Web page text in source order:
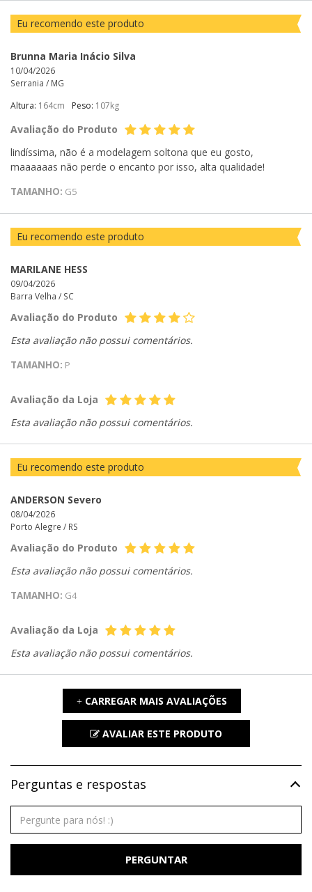
Eu recomendo este produto
Brunna Maria Inácio Silva
10/04/2026
Serrania / MG
Altura: 164cm Peso: 107kg
Avaliação do Produto
lindíssima, não é a modelagem soltona que eu gosto,
maaaaaas não perde o encanto por isso, alta qualidade!
TAMANHO: G5
Eu recomendo este produto
MARILANE HESS
09/04/2026
Barra Velha / SC
Avaliação do Produto
Esta avaliação não possui comentários.
TAMANHO: P
Avaliação da Loja
Esta avaliação não possui comentários.
Eu recomendo este produto
ANDERSON Severo
08/04/2026
Porto Alegre / RS
Avaliação do Produto
Esta avaliação não possui comentários.
TAMANHO: G4
Avaliação da Loja
Esta avaliação não possui comentários.
+ CARREGAR MAIS AVALIAÇÕES
AVALIAR ESTE PRODUTO
Perguntas e respostas
PERGUNTAR